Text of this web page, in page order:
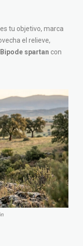
tu objetivo, marca
el relieve,
Bipode spartan con